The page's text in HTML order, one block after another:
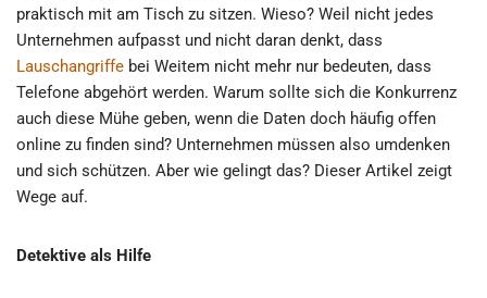
praktisch mit am Tisch zu sitzen. Wieso? Weil nicht jedes
Unternehmen aufpasst und nicht daran denkt, dass
Lauschangriffe bei Weitem nicht mehr nur bedeuten, dass
Telefone abgehört werden. Warum sollte sich die Konkurrenz
auch diese Mühe geben, wenn die Daten doch häufig offen
online zu finden sind? Unternehmen müssen also umdenken
und sich schützen. Aber wie gelingt das? Dieser Artikel zeigt
Wege auf.
Detektive als Hilfe